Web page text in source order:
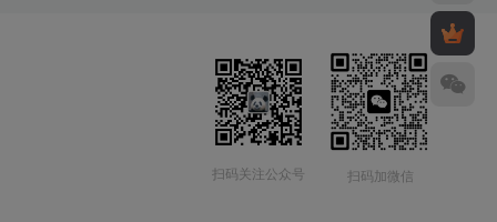
扫码关注公众号 扫码加微信